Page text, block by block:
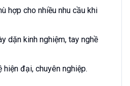
hợp cho nhiều nhu cầu khi
dặn kinh nghiệm, tay nghề
đại, chuyên nghiệp.